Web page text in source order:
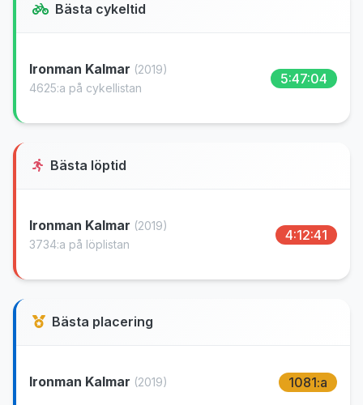
Bästa cykeltid
Ironman Kalmar (2019)
4625:a på cykellistan
5:47:04
Bästa löptid
Ironman Kalmar (2019)
3734:a på löplistan
4:12:41
Bästa placering
Ironman Kalmar (2019) 1081:a